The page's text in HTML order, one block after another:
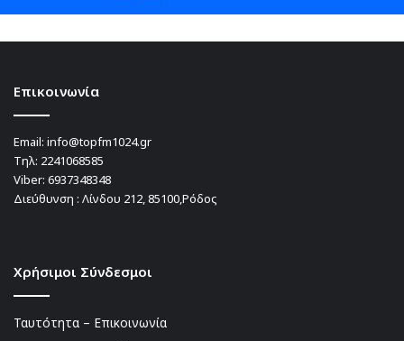
Επικοινωνία
Email: info@topfm1024.gr
Τηλ: 2241068585
Viber: 6937348348
Διεύθυνση : Λίνδου 212, 85100,Ρόδος
Χρήσιμοι Σύνδεσμοι
Ταυτότητα – Επικοινωνία